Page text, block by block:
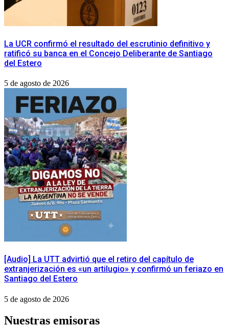
La UCR confirmó el resultado del escrutinio definitivo y
ratificó su banca en el Concejo Deliberante de Santiago
del Estero
5 de agosto de 2026
[Audio] La UTT advirtió que el retiro del capítulo de
extranjerización es «un artilugio» y confirmó un feriazo en
Santiago del Estero
5 de agosto de 2026
Nuestras emisoras